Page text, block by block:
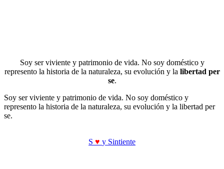
Soy ser viviente y patrimonio de vida. No soy doméstico y
represento la historia de la naturaleza, su evolución y la libertad per
se.
Soy ser viviente y patrimonio de vida. No soy doméstico y
represento la historia de la naturaleza, su evolución y la libertad per
se.
S ♥ y Sintiente